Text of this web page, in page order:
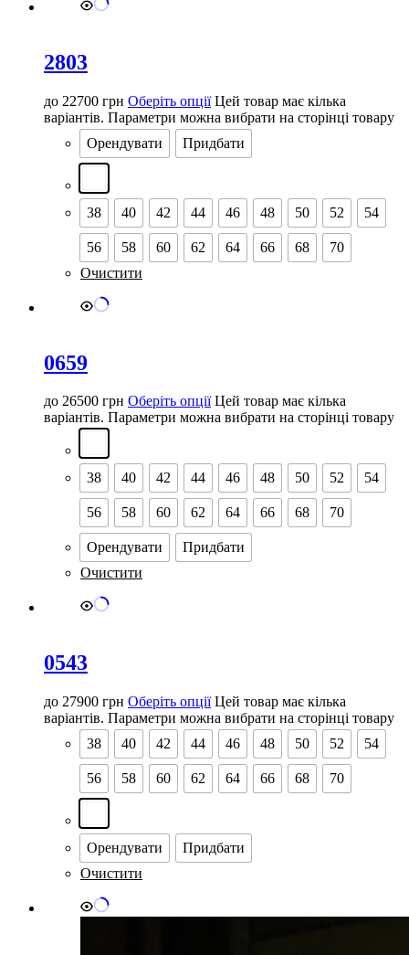
2803
до 22700 грн Оберіть опції Цей товар має кілька
варіантів. Параметри можна вибрати на сторінці товару
Орендувати
Придбати
38 40 42 44 46 48 50 52 54
56 58 60 62 64 66 68
70
Очистити
0659
до 26500 грн Оберіть опції Цей товар має кілька
варіантів. Параметри можна вибрати на сторінці товару
38 40 42 44 46 48 50 52 54
56 58 60 62 64 66 68 70
Орендувати
Придбати
Очистити
0543
до 27900 грн Оберіть опції Цей товар має кілька
варіантів. Параметри можна вибрати на сторінці товару
38
40 42 44 46 48 50 52 54
56 58 60 62 64 66 68 70
Орендувати
Придбати
Очистити